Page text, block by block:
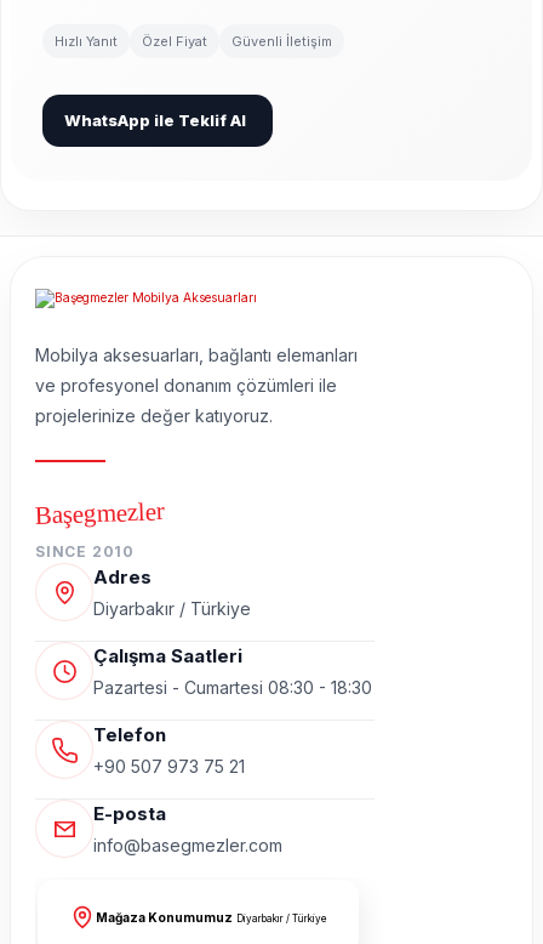
Hızlı Yanıt Özel Fiyat Güvenli İletişim
WhatsApp ile Teklif Al
Mobilya aksesuarları, bağlantı elemanları
ve profesyonel donanım çözümleri ile
projelerinize değer katıyoruz.
Başegmezler
SINCE 2010
Adres
Diyarbakır / Türkiye
Çalışma Saatleri
Pazartesi - Cumartesi 08:30 - 18:30
Telefon
+90 507 973 75 21
E-posta
info@basegmezler.com
Mağaza Konumumuz Diyarbakır / Türkiye